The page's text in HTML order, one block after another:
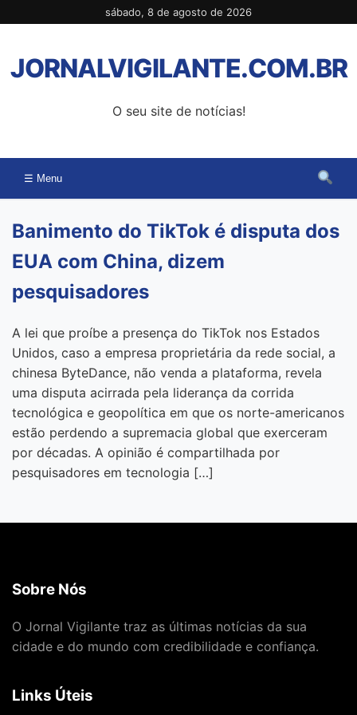
para
conteúdo
sábado, 8 de agosto de 2026
JORNALVIGILANTE.COM.BR
O seu site de notícias!
☰ Menu
Banimento do TikTok é disputa dos
EUA com China, dizem
pesquisadores
A lei que proíbe a presença do TikTok nos Estados
Unidos, caso a empresa proprietária da rede social, a
chinesa ByteDance, não venda a plataforma, revela
uma disputa acirrada pela liderança da corrida
tecnológica e geopolítica em que os norte-americanos
estão perdendo a supremacia global que exerceram
por décadas. A opinião é compartilhada por
pesquisadores em tecnologia […]
Sobre Nós
O Jornal Vigilante traz as últimas notícias da sua
cidade e do mundo com credibilidade e confiança.
Links Úteis